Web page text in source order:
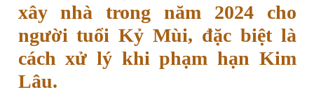
xây nhà trong năm 2024 cho
người tuổi Kỷ Mùi, đặc biệt là
cách xử lý khi phạm hạn Kim
Lâu.